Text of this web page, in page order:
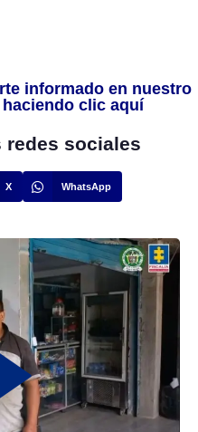
informado en nuestro
clic aquí
redes sociales
X WhatsApp